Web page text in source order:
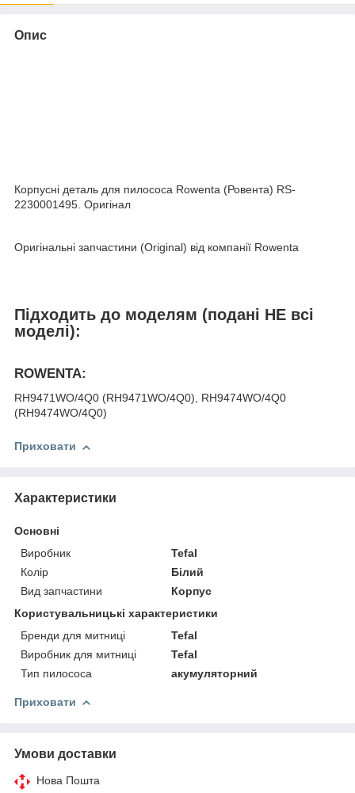
Опис
Корпусні деталь для пилососа Rowenta (Ровента) RS-
2230001495. Оригінал
Оригінальні запчастини (Original) від компанії Rowenta
Підходить до моделям (подані НЕ всі
моделі):
ROWENTA:
RH9471WO/4Q0 (RH9471WO/4Q0), RH9474WO/4Q0
(RH9474WO/4Q0)
Приховати
Характеристики
Основні
Виробник
Tefal
Колір
Білий
Вид запчастини
Корпус
Користувальницькі характеристики
Бренди для митниці
Tefal
Виробник для митниці
Tefal
Тип пилососа
акумуляторний
Приховати
Умови доставки
Нова Пошта